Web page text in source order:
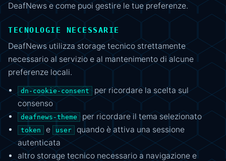
DeafNews e come puoi gestire le tue preferenze.
TECNOLOGIE NECESSARIE
DeafNews utilizza storage tecnico strettamente
necessario al servizio e al mantenimento di alcune
preferenze locali.
dn-cookie-consent per ricordare la scelta sul
consenso
deafnews-theme per ricordare il tema selezionato
token e user
quando è attiva una sessione
autenticata
altro storage tecnico necessario a navigazione e